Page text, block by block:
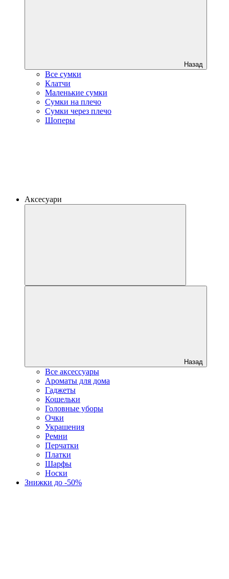
Назад
Все сумки
Клатчи
Маленькие сумки
Сумки на плечо
Сумки через плечо
Шоперы
Аксесуари
Назад
Все аксессуары
Ароматы для дома
Гаджеты
Кошельки
Головные уборы
Очки
Украшения
Ремни
Перчатки
Платки
Шарфы
Носки
Знижки до -50%